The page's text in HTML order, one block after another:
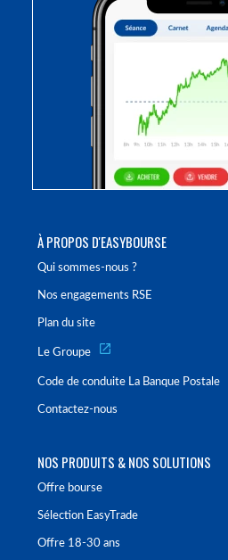
À PROPOS D'EASYBOURSE
Qui sommes-nous ?
Nos engagements RSE
Plan du site
Le Groupe
Code de conduite La Banque Postale
Contactez-nous
NOS PRODUITS & NOS SOLUTIONS
Offre bourse
Sélection EasyTrade
Offre 18-30 ans